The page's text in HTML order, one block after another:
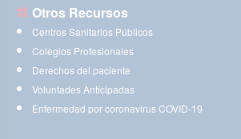
Otros Recursos
Centros Sanitarios Públicos
Colegios Profesionales
Derechos del paciente
Voluntades Anticipadas
Enfermedad por coronavirus COVID-19